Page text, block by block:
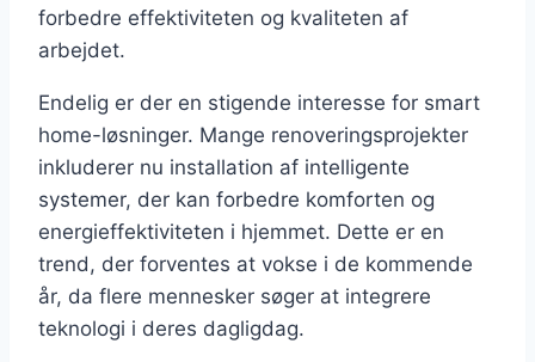
forbedre effektiviteten og kvaliteten af
arbejdet.
Endelig er der en stigende interesse for smart
home-løsninger. Mange renoveringsprojekter
inkluderer nu installation af intelligente
systemer, der kan forbedre komforten og
energieffektiviteten i hjemmet. Dette er en
trend, der forventes at vokse i de kommende
år, da flere mennesker søger at integrere
teknologi i deres dagligdag.